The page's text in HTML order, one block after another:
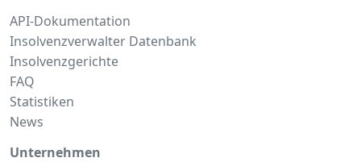
API-Dokumentation
Insolvenzverwalter Datenbank
Insolvenzgerichte
FAQ
Statistiken
News
Unternehmen